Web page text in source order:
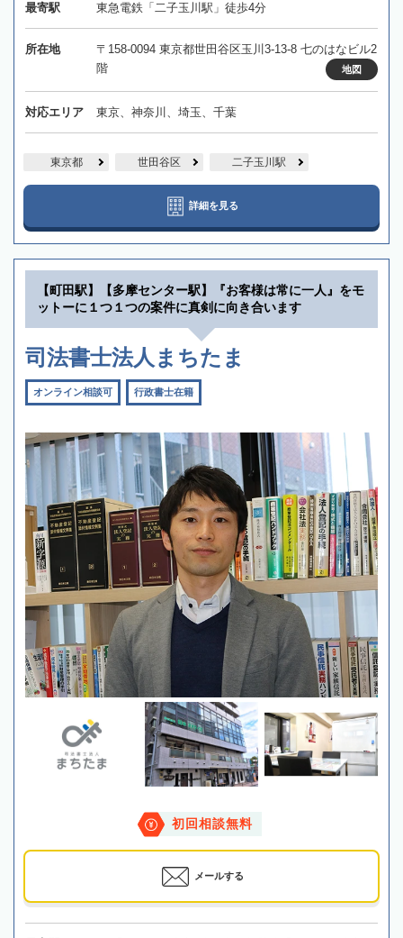
最寄駅 東急電鉄「二子玉川駅」徒歩4分
所在地
〒158-0094 東京都世田谷区玉川3-13-8 七のはなビル2
階
地図
対応エリア 東京、神奈川、埼玉、千葉
東京都 世田谷区 二子玉川駅
詳細を見る
【町田駅】【多摩センター駅】『お客様は常に一人』をモ
ットーに１つ１つの案件に真剣に向き合います
司法書士法人まちたま
オンライン相談可 行政書士在籍
初回相談無料
メールする